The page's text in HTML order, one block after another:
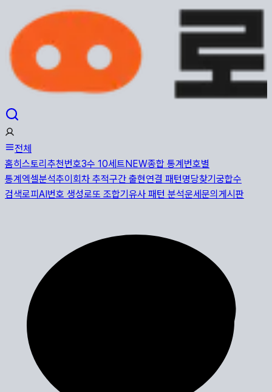
전체
홈히스토리 추천번호3수 10세트NEW종합 통계 번호별
통계 엑셀분석추이 회차 추적구간 출현연결 패턴명당찾기 궁합수
검색로피AI번호 생성로또 조합기 유사 패턴 분석운세 문의게시판